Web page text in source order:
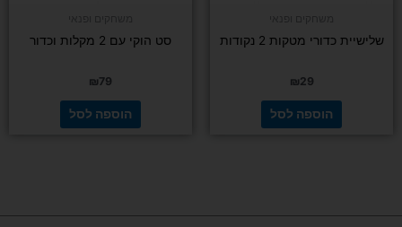
שלישיית כדורי מטקות 2 נקודות
₪29
הוספה לסל
סט הוקי עם 2 מקלות וכדור
₪79
הוספה לסל